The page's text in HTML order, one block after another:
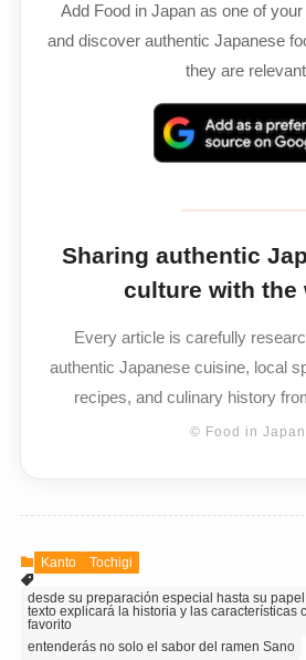
Add Food in Japan as one of
and discover authentic Japanese
they are
Sharing authentic
culture with the
Every article is carefully
authentic Japanese cuisine, local
recipes, and culinary history
© Food in Japan
Kanto Tochigi
desde su preparación especial hasta su
texto explicará la historia y las características
favorito
entenderás no solo el sabor del ramen Sano